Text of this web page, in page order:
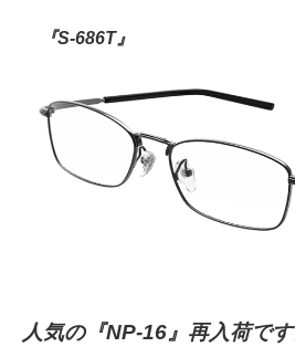
『S-686T』
人気の『NP-16』再入荷です